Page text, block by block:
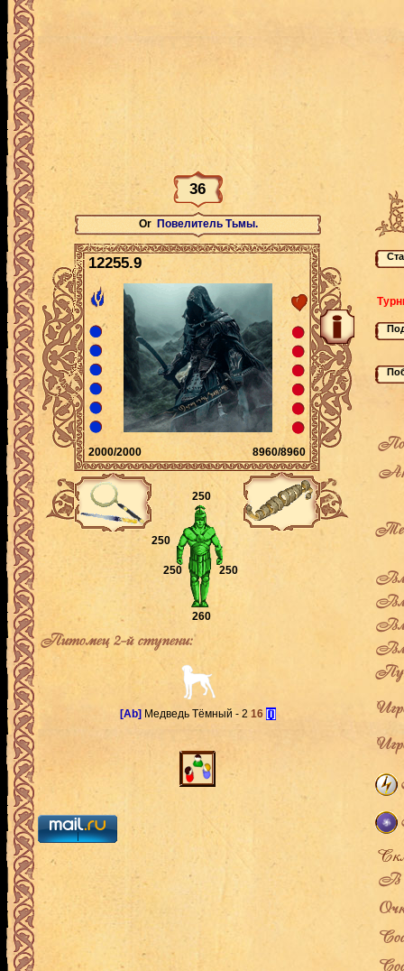
36
Or Повелитель Тьмы.
12255.9
2000/2000 8960/8960
250
250
260
250 250
Питомец 2-й ступени:
[Ab] Медведь Тёмный - 2 16 [i]
В